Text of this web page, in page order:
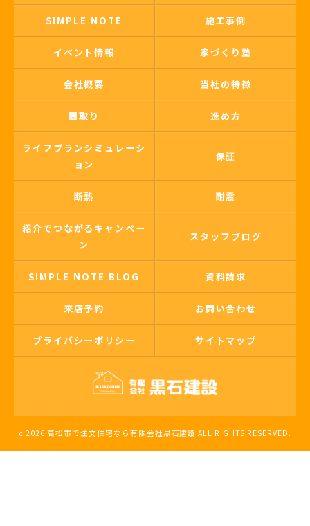
SIMPLE NOTE 施工事例
イベント情報 家づくり塾
会社概要 当社の特徴
間取り 進め方
ライフプランシミュレーシ
ョン
保証
断熱 耐震
紹介でつながるキャンペー
ン
スタッフブログ
SIMPLE NOTE BLOG 資料請求
来店予約 お問い合わせ
プライバシーポリシー サイトマップ
c 2026 高松市で注文住宅なら有限会社黒石建設 ALL RIGHTS RESERVED.